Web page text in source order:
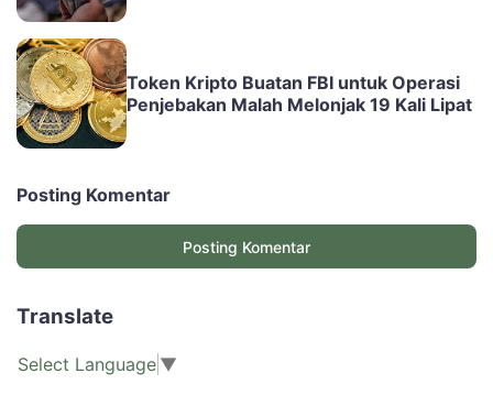
Token Kripto Buatan FBI untuk Operasi
Penjebakan Malah Melonjak 19 Kali Lipat
Posting Komentar
Posting Komentar
Translate
Select Language ▼